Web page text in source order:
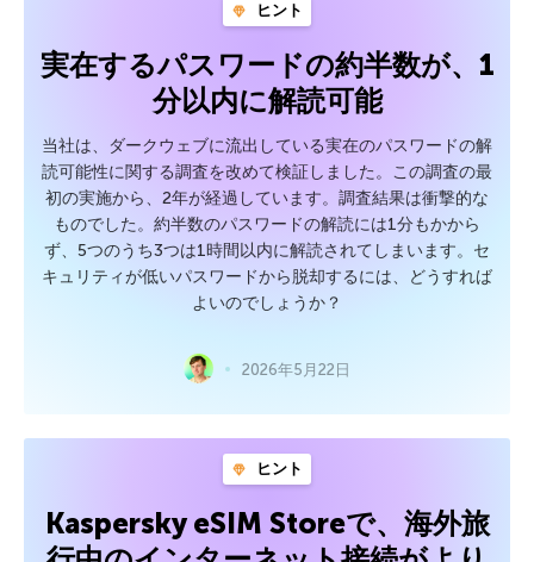
ヒント
実在するパスワードの約半数が、1
分以内に解読可能
当社は、ダークウェブに流出している実在のパスワードの解
読可能性に関する調査を改めて検証しました。この調査の最
初の実施から、2年が経過しています。調査結果は衝撃的な
ものでした。約半数のパスワードの解読には1分もかから
ず、5つのうち3つは1時間以内に解読されてしまいます。セ
キュリティが低いパスワードから脱却するには、どうすれば
よいのでしょうか？
2026年5月22日
ヒント
Kaspersky eSIM Storeで、海外旅